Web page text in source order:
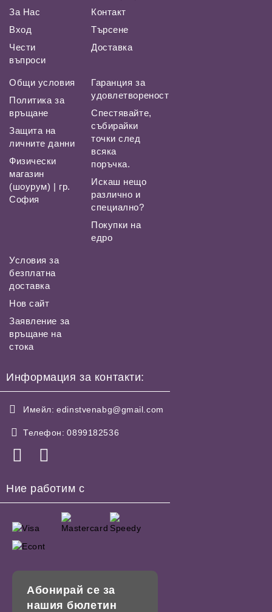
За Нас
Вход
Чести
въпроси
Контакт
Търсене
Доставка
Общи условия
Политика за
връщане
Защита на
личните данни
Физически
магазин
(шоурум) | гр.
София
Гаранция за
удовлетвореност
Спестявайте,
събирайки
точки след
всяка
поръчка.
Искаш нещо
различно и
специално?
Покупки на
едро
Условия за
безплатна
доставка
Нов сайт
Заявление за
връщане на
стока
Информация за контакти:
Имейл: edinstvenabg@gmail.com
Телефон: 0899182536
Ние работим с
Абонирай се за
нашия бюлетин